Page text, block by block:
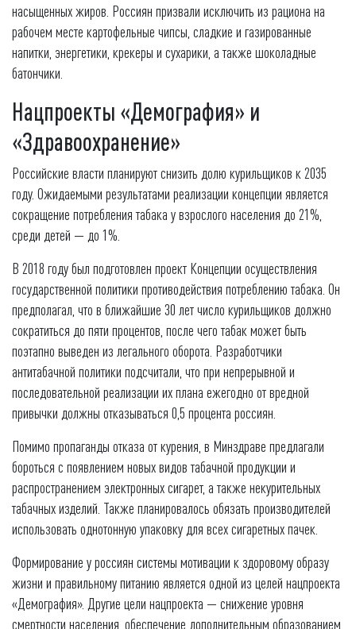
насыщенных жиров. Россиян призвали исключить из рациона на
рабочем месте картофельные чипсы, сладкие и газированные
напитки, энергетики, крекеры и сухарики, а также шоколадные
батончики.
Нацпроекты «Демография» и
«Здравоохранение»
Российские власти планируют снизить долю курильщиков к 2035
году. Ожидаемыми результатами реализации концепции является
сокращение потребления табака у взрослого населения до 21%,
среди детей — до 1%.
В 2018 году был подготовлен проект Концепции осуществления
государственной политики противодействия потреблению табака. Он
предполагал, что в ближайшие 30 лет число курильщиков должно
сократиться до пяти процентов, после чего табак может быть
поэтапно выведен из легального оборота. Разработчики
антитабачной политики подсчитали, что при непрерывной и
последовательной реализации их плана ежегодно от вредной
привычки должны отказываться 0,5 процента россиян.
Помимо пропаганды отказа от курения, в Минздраве предлагали
бороться с появлением новых видов табачной продукции и
распространением электронных сигарет, а также некурительных
табачных изделий. Также планировалось обязать производителей
использовать однотонную упаковку для всех сигаретных пачек.
Формирование у россиян системы мотивации к здоровому образу
жизни и правильному питанию является одной из целей нацпроекта
«Демография». Другие цели нацпроекта — снижение уровня
смертности населения, обеспечение дополнительным образованием